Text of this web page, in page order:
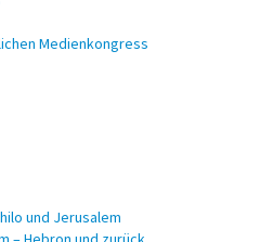
Medienkongress
und Jerusalem